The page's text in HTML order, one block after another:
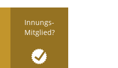
Innungs-
Mitglied?